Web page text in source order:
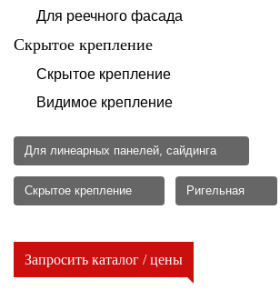
Для реечного фасада
Скрытое крепление
Скрытое крепление
Видимое крепление
Для линеарных панелей, сайдинга
Скрытое крепление Ригельная
Запросить каталог / цены